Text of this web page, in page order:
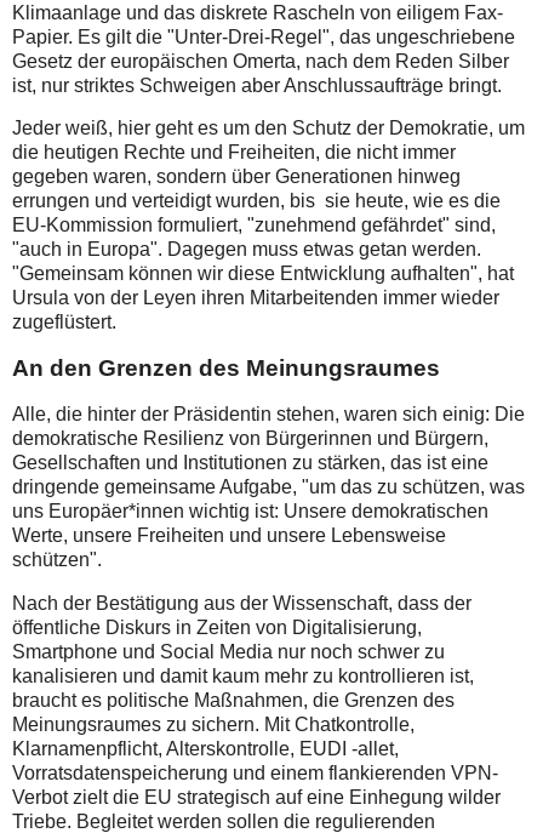
Klimaanlage und das diskrete Rascheln von eiligem Fax-
Papier. Es gilt die "Unter-Drei-Regel", das ungeschriebene
Gesetz der europäischen Omerta, nach dem Reden Silber
ist, nur striktes Schweigen aber Anschlussaufträge bringt.
Jeder weiß, hier geht es um den Schutz der Demokratie, um
die heutigen Rechte und Freiheiten, die nicht immer
gegeben waren, sondern über Generationen hinweg
errungen und verteidigt wurden, bis sie heute, wie es die
EU-Kommission formuliert, "zunehmend gefährdet" sind,
"auch in Europa". Dagegen muss etwas getan werden.
"Gemeinsam können wir diese Entwicklung aufhalten", hat
Ursula von der Leyen ihren Mitarbeitenden immer wieder
zugeflüstert.
An den Grenzen des Meinungsraumes
Alle, die hinter der Präsidentin stehen, waren sich einig: Die
demokratische Resilienz von Bürgerinnen und Bürgern,
Gesellschaften und Institutionen zu stärken, das ist eine
dringende gemeinsame Aufgabe, "um das zu schützen, was
uns Europäer*innen wichtig ist: Unsere demokratischen
Werte, unsere Freiheiten und unsere Lebensweise
schützen".
Nach der Bestätigung aus der Wissenschaft, dass der
öffentliche Diskurs in Zeiten von Digitalisierung,
Smartphone und Social Media nur noch schwer zu
kanalisieren und damit kaum mehr zu kontrollieren ist,
braucht es politische Maßnahmen, die Grenzen des
Meinungsraumes zu sichern. Mit Chatkontrolle,
Klarnamenpflicht, Alterskontrolle, EUDI -allet,
Vorratsdatenspeicherung und einem flankierenden VPN-
Verbot zielt die EU strategisch auf eine Einhegung wilder
Triebe. Begleitet werden sollen die regulierenden